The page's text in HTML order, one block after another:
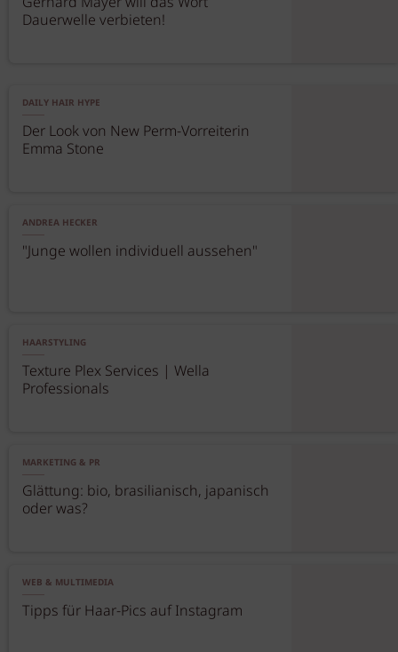
Dauerwelle verbieten!
DAILY HAIR HYPE
Der Look von New Perm-Vorreiterin
Emma Stone
ANDREA HECKER
"Junge wollen individuell aussehen"
HAARSTYLING
Texture Plex Services | Wella
Professionals
MARKETING & PR
Glättung: bio, brasilianisch, japanisch
oder was?
WEB & MULTIMEDIA
Tipps für Haar-Pics auf Instagram